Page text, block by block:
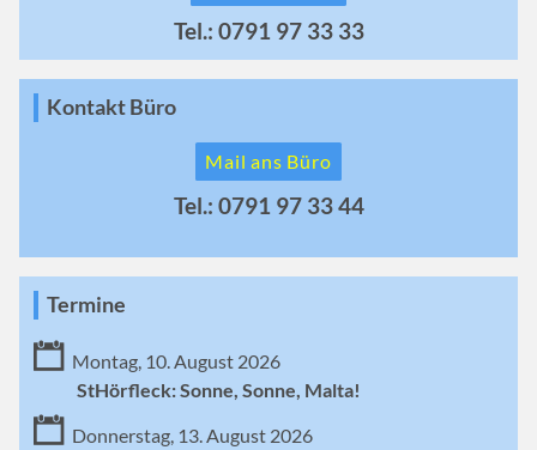
Tel.: 0791 97 33 33
Kontakt Büro
Mail ans Büro
Tel.: 0791 97 33 44
Termine
Montag, 10. August 2026
StHörfleck: Sonne, Sonne, Malta!
Donnerstag, 13. August 2026